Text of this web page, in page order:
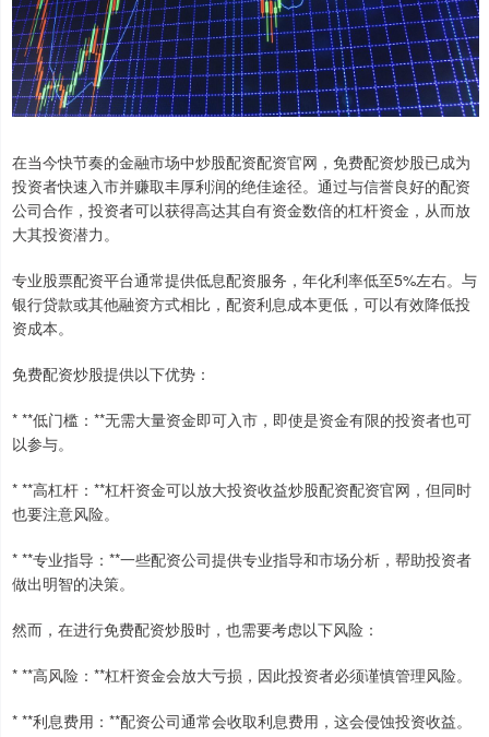
在当今快节奏的金融市场中炒股配资配资官网，免费配资炒股已成为
投资者快速入市并赚取丰厚利润的绝佳途径。通过与信誉良好的配资
公司合作，投资者可以获得高达其自有资金数倍的杠杆资金，从而放
大其投资潜力。
专业股票配资平台通常提供低息配资服务，年化利率低至5%左右。与
银行贷款或其他融资方式相比，配资利息成本更低，可以有效降低投
资成本。
免费配资炒股提供以下优势：
* **低门槛：**无需大量资金即可入市，即使是资金有限的投资者也可
以参与。
* **高杠杆：**杠杆资金可以放大投资收益炒股配资配资官网，但同时
也要注意风险。
* **专业指导：**一些配资公司提供专业指导和市场分析，帮助投资者
做出明智的决策。
然而，在进行免费配资炒股时，也需要考虑以下风险：
* **高风险：**杠杆资金会放大亏损，因此投资者必须谨慎管理风险。
* **利息费用：**配资公司通常会收取利息费用，这会侵蚀投资收益。